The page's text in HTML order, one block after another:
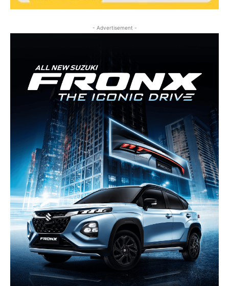
- Advertisement -